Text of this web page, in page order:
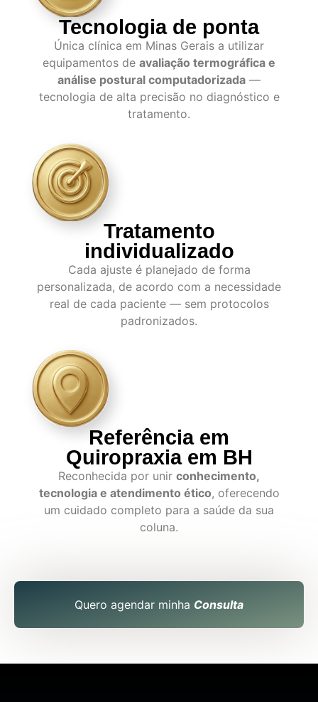
Tecnologia de ponta
Única clínica em Minas Gerais a utilizar
equipamentos de avaliação termográfica e
análise postural computadorizada —
tecnologia de alta precisão no diagnóstico e
tratamento.
Tratamento
individualizado
Cada ajuste é planejado de forma
personalizada, de acordo com a necessidade
real de cada paciente — sem protocolos
padronizados.
Referência em
Quiropraxia em BH
Reconhecida por unir conhecimento,
tecnologia e atendimento ético, oferecendo
um cuidado completo para a saúde da sua
coluna.
Quero agendar minha Consulta